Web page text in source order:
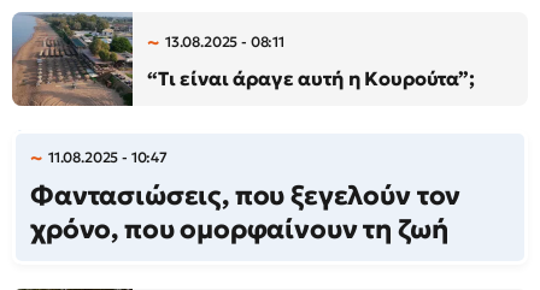
13.08.2025 - 08:11
“Τι είναι άραγε αυτή η Κουρούτα”;
11.08.2025 - 10:47
Φαντασιώσεις, που ξεγελούν τον
χρόνο, που ομορφαίνουν τη ζωή